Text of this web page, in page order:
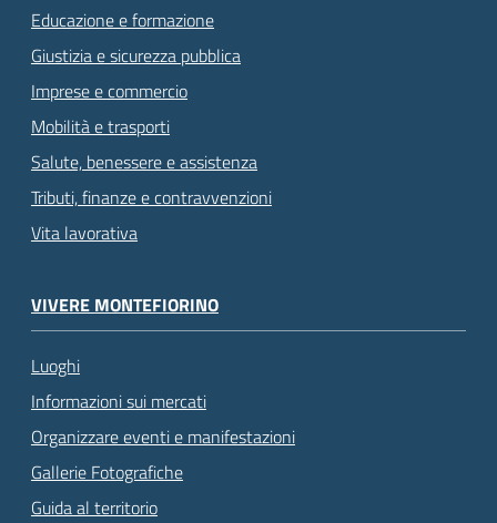
Educazione e formazione
Giustizia e sicurezza pubblica
Imprese e commercio
Mobilità e trasporti
Salute, benessere e assistenza
Tributi, finanze e contravvenzioni
Vita lavorativa
VIVERE MONTEFIORINO
Luoghi
Informazioni sui mercati
Organizzare eventi e manifestazioni
Gallerie Fotografiche
Guida al territorio